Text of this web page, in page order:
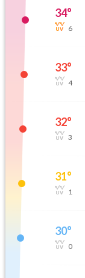
34°
6
33°
4
32°
3
31°
1
30°
0